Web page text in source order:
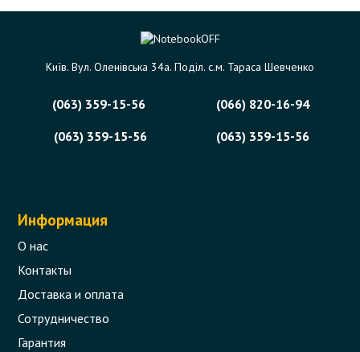
После проведения срочной диагностики, мы
можем предложить Вам срочный ремонт,
чтобы как можно быстрее вернуть Ваш
ноутбук в рабочее состояние.
Срочный ремонт ноутбука от 1500 грн. При
бесплатная.
Київ. Вул. Оленівська 34а. Поділ. с.м. Тараса Шевченко
(063) 359-15-56
(066) 820-16-94
(063) 359-15-56
(063) 359-15-56
Информация
О нас
Контакты
Доставка и оплата
Сотрудничество
Гарантия